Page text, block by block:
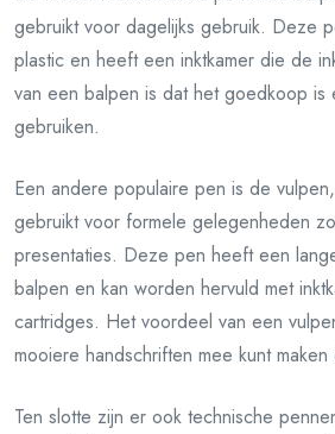
gebruikt voor dagelijks gebruik. Deze
plastic en heeft een inktkamer die de
van een balpen is dat het goedkoop is
gebruiken.
Een andere populaire pen is de
gebruikt voor formele gelegenheden
presentaties. Deze pen heeft een
balpen en kan worden hervuld met
cartridges. Het voordeel van een
mooiere handschriften mee kunt
Ten slotte zijn er ook technische